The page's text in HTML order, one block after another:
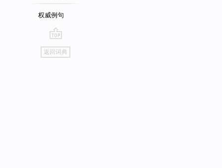
权威例句
go
top
返回词典